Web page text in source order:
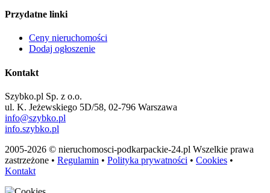
Przydatne linki
Ceny nieruchomości
Dodaj ogłoszenie
Kontakt
Szybko.pl Sp. z o.o.
ul. K. Jeżewskiego 5D/58, 02-796 Warszawa
info@szybko.pl
info.szybko.pl
2005-2026 © nieruchomosci-podkarpackie-24.pl Wszelkie prawa
zastrzeżone • Regulamin • Polityka prywatności • Cookies •
Kontakt